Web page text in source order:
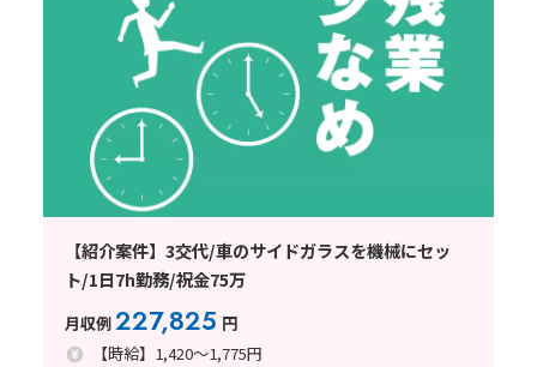
【紹介案件】3交代/車のサイドガラスを機械にセッ
ト/1日7h勤務/祝金75万
月収例227,825 円
【時給】1,420～1,775円